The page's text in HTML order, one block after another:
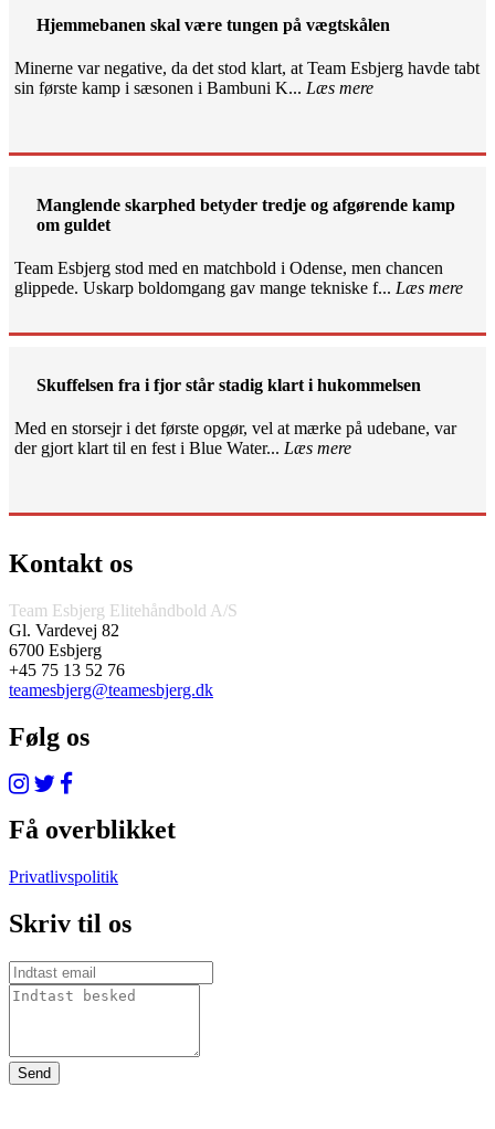
Hjemmebanen skal være tungen på vægtskålen
Minerne var negative, da det stod klart, at Team Esbjerg havde tabt
sin første kamp i sæsonen i Bambuni K... Læs mere
Manglende skarphed betyder tredje og afgørende kamp
om guldet
Team Esbjerg stod med en matchbold i Odense, men chancen
glippede. Uskarp boldomgang gav mange tekniske f... Læs mere
Skuffelsen fra i fjor står stadig klart i hukommelsen
Med en storsejr i det første opgør, vel at mærke på udebane, var
der gjort klart til en fest i Blue Water... Læs mere
Kontakt os
Team Esbjerg Elitehåndbold A/S
Gl. Vardevej 82
6700 Esbjerg
+45 75 13 52 76
teamesbjerg@teamesbjerg.dk
Følg os
Få overblikket
Privatlivspolitik
Skriv til os